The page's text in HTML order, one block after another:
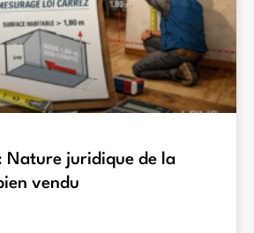
Nature juridique de la
vendu